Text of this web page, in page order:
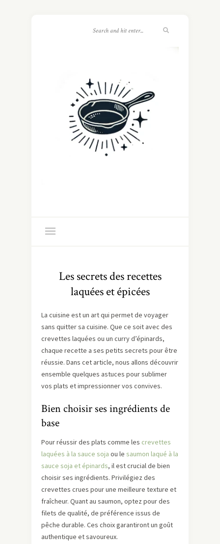
Les secrets des recettes
laquées et épicées
La cuisine est un art qui permet de voyager
sans quitter sa cuisine. Que ce soit avec des
crevettes laquées ou un curry d’épinards,
chaque recette a ses petits secrets pour être
réussie. Dans cet article, nous allons découvrir
ensemble quelques astuces pour sublimer
vos plats et impressionner vos convives.
Bien choisir ses ingrédients de
base
Pour réussir des plats comme les crevettes
laquées à la sauce soja ou le saumon laqué à la
sauce soja et épinards, il est crucial de bien
choisir ses ingrédients. Privilégiez des
crevettes crues pour une meilleure texture et
fraîcheur. Quant au saumon, optez pour des
filets de qualité, de préférence issus de
pêche durable. Ces choix garantiront un goût
authentique et savoureux.